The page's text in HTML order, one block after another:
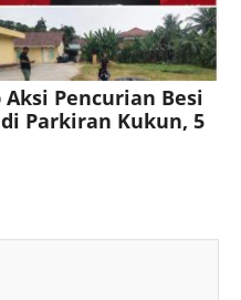
Pencurian Besi
Parkiran Kukun, 5